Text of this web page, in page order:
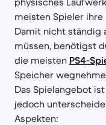
meisten Spieler
Damit nicht ständig
müssen, benötigst
die meisten PS4-
Speicher
Das Spielangebot
jedoch
Aspekten: